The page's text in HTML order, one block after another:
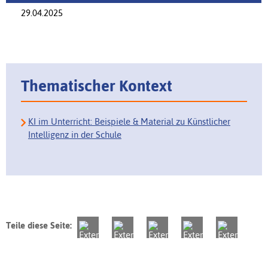
29.04.2025
Thematischer Kontext
KI im Unterricht: Beispiele & Material zu Künstlicher
Intelligenz in der Schule
Teile diese Seite: